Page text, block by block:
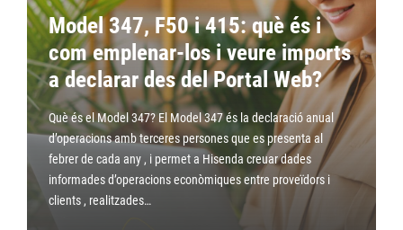
Model 347, F50 i 415: què és i
com emplenar-los i veure imports
a declarar des del Portal Web?
Què és el Model 347? El Model 347 és la declaració anual
d’operacions amb terceres persones que es presenta al
febrer de cada any , i permet a Hisenda creuar dades
informades d’operacions econòmiques entre proveïdors i
clients , realitzades…